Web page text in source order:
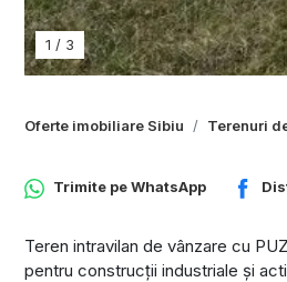
1 / 3
Oferte imobiliare Sibiu Terenuri
Trimite peWhatsApp
Teren intravilan de vânzare cu
pentru construcții industriale și